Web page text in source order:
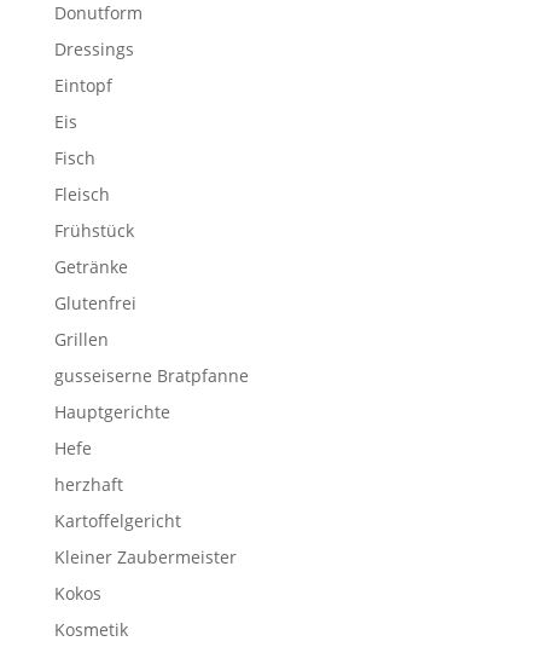
Donutform
Dressings
Eintopf
Eis
Fisch
Fleisch
Frühstück
Getränke
Glutenfrei
Grillen
gusseiserne Bratpfanne
Hauptgerichte
Hefe
herzhaft
Kartoffelgericht
Kleiner Zaubermeister
Kokos
Kosmetik